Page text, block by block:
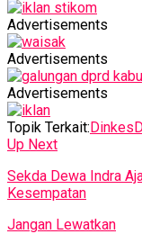
Advertisements
Advertisements
Advertisements
Topik Terkait:Dinkes
Up Next
Sekda Dewa Indra
Kesempatan
Jangan Lewatkan